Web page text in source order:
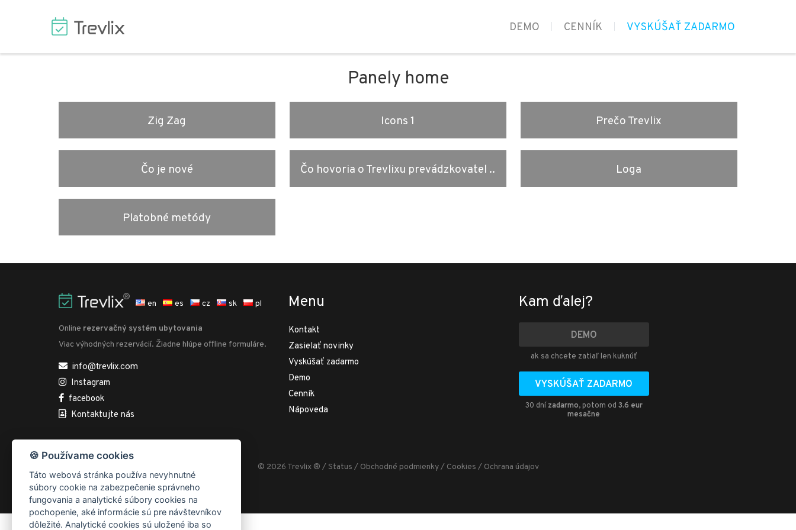
DEMO CENNÍK VYSKÚŠAŤ ZADARMO
Panely home
Zig Zag Icons 1 Prečo Trevlix
Čo je nové Čo hovoria o Trevlixu prevádzkovatel .. Loga
Platobné metódy
en es cz sk pl
Online rezervačný systém ubytovania
Viac výhodných rezervácií. Žiadne hlúpe offline formuláre.
info@trevlix.com
Instagram
facebook
Kontaktujte nás
Menu
Kontakt
Zasielať novinky
Vyskúšať zadarmo
Demo
Cenník
Nápoveda
Kam ďalej?
DEMO
ak sa chcete zatiaľ len kuknúť
VYSKÚŠAŤ ZADARMO
30 dní zadarmo, potom od 3.6 eur
mesačne
© 2026 Trevlix ® / Status / Obchodné podmienky/ Cookies / Ochrana údajov
🍪 Používame cookies
Táto webová stránka používa nevyhnutné
súbory cookie na zabezpečenie správneho
fungovania a analytické súbory cookies na
pochopenie, aké informácie sú pre návštevníkov
dôležité. Analytické cookies sú uložené iba so